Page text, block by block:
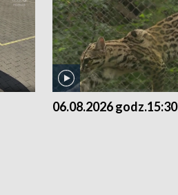
06.08.2026 godz.15:30